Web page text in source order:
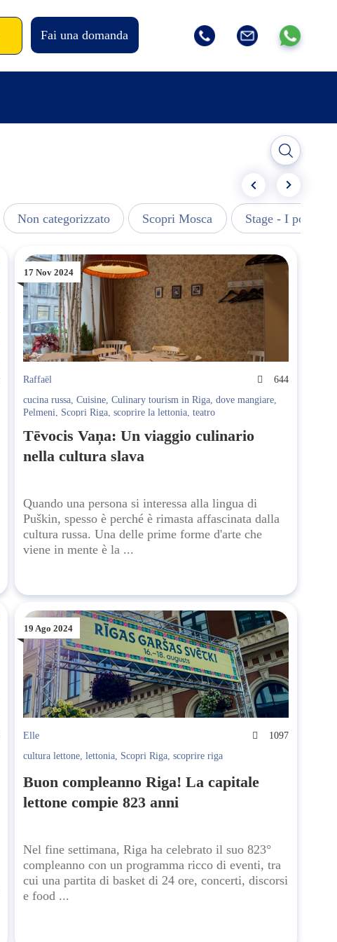
Fai una domanda
Non categorizzato Scopri Mosca Stage - I post più
17 Nov 2024
Raffaël
644
cucina russa, Cuisine, Culinary tourism in Riga, dove mangiare,
Pelmeni, Scopri Riga, scoprire la lettonia, teatro
Tēvocis Vaņa: Un viaggio culinario
nella cultura slava
Quando una persona si interessa alla lingua di
Puškin, spesso è perché è rimasta affascinata dalla
cultura russa. Una delle prime forme d'arte che
viene in mente è la ...
19 Ago 2024
Elle
1097
cultura lettone, lettonia, Scopri Riga, scoprire riga
Buon compleanno Riga! La capitale
lettone compie 823 anni
Nel fine settimana, Riga ha celebrato il suo 823°
compleanno con un programma ricco di eventi, tra
cui una partita di basket di 24 ore, concerti, discorsi
e food ...